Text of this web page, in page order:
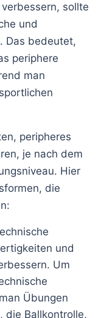
sollte
und
Das bedeutet,
periphere
man
peripheres
je nach dem
Hier
die
und
Um
Übungen
die Ballkontrolle,